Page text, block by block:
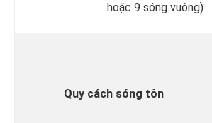
hoặc 9 sóng vuông)
Quy cách sóng tôn